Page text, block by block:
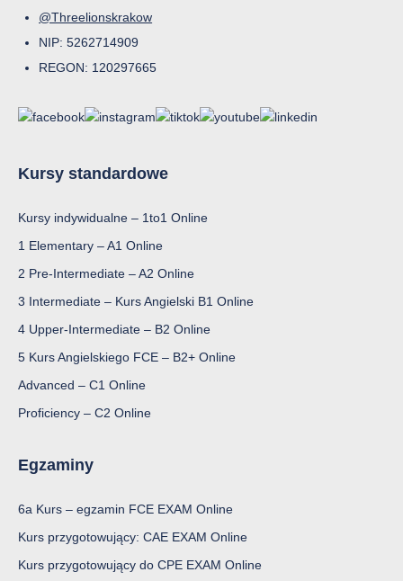
@Threelionskrakow
NIP: 5262714909
REGON: 120297665
Kursy standardowe
Kursy indywidualne – 1to1 Online
1 Elementary – A1 Online
2 Pre-Intermediate – A2 Online
3 Intermediate – Kurs Angielski B1 Online
4 Upper-Intermediate – B2 Online
5 Kurs Angielskiego FCE – B2+ Online
Advanced – C1 Online
Proficiency – C2 Online
Egzaminy
6a Kurs – egzamin FCE EXAM Online
Kurs przygotowujący: CAE EXAM Online
Kurs przygotowujący do CPE EXAM Online